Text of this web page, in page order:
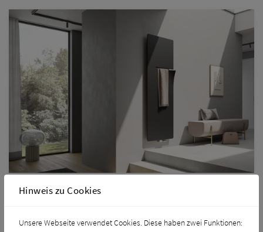
Hinweis zu Cookies
Unsere Webseite verwendet Cookies. Diese haben zwei Funktionen: